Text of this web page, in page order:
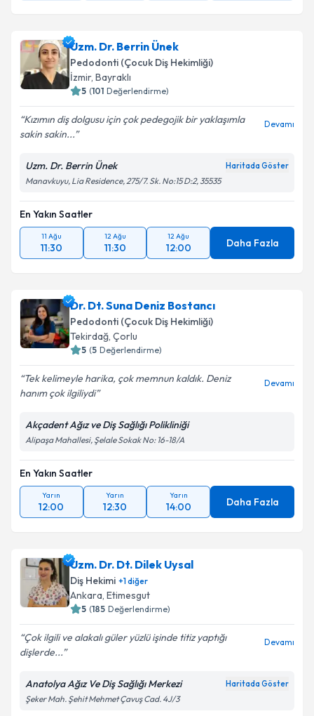
Uzm. Dr. Berrin Ünek
Pedodonti (Çocuk Diş Hekimliği)
İzmir, Bayraklı
5 (101 Değerlendirme)
Kızımın diş dolgusu için çok pedegojik bir yaklaşımla
sakin sakin...
Devamı
Uzm. Dr. Berrin Ünek Haritada Göster
Manavkuyu, Lia Residence, 275/7. Sk. No:15 D:2, 35535
En Yakın Saatler
11 Ağu
11:30
12 Ağu
11:30
12 Ağu
12:00 Daha Fazla
Dr. Dt. Suna Deniz Bostancı
Pedodonti (Çocuk Diş Hekimliği)
Tekirdağ, Çorlu
5 (5 Değerlendirme)
Tek kelimeyle harika, çok memnun kaldık. Deniz
hanım çok ilgiliydi
Devamı
Akçadent Ağız ve Diş Sağlığı Polikliniği
Alipaşa Mahallesi, Şelale Sokak No: 16-18/A
En Yakın Saatler
Yarın
12:00
Yarın
12:30
Yarın
14:00 Daha Fazla
Uzm. Dr. Dt. Dilek Uysal
Diş Hekimi +1diğer
Ankara, Etimesgut
5 (185 Değerlendirme)
Çok ilgili ve alakalı güler yüzlü işinde titiz yaptığı
dişlerde...
Devamı
Anatolya Ağız Ve Diş Sağlığı Merkezi Haritada Göster
Şeker Mah. Şehit Mehmet Çavuş Cad. 4J/3